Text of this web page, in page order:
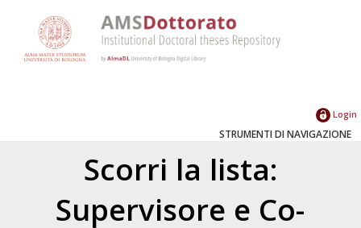
Login
STRUMENTI DI NAVIGAZIONE
Scorri la lista:
Supervisore e Co-